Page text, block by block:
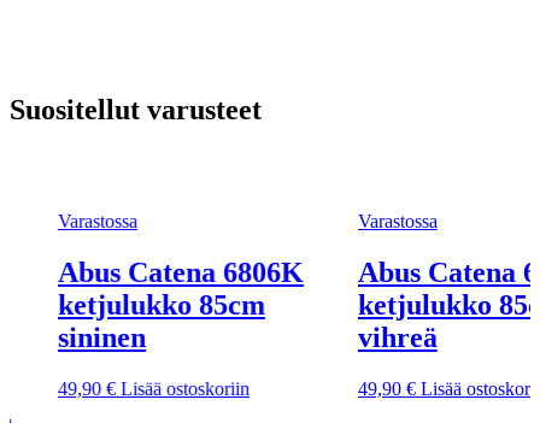
Suositellut varusteet
6806K
85cm
Abus Catena 6806K
ketjulukko 85cm
49,90€ Lisää ostoskoriin